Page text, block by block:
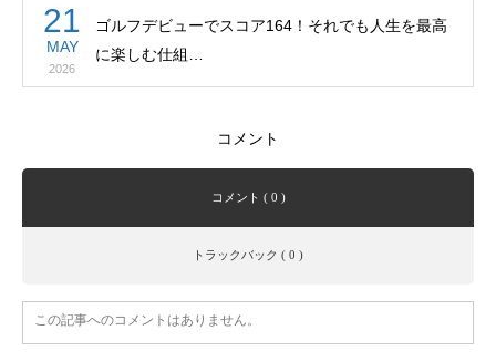
21
MAY
2026
ゴルフデビューでスコア164！それでも人生を最高
に楽しむ仕組…
コメント
コメント ( 0 )
トラックバック ( 0 )
この記事へのコメントはありません。